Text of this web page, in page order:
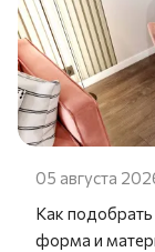
05 августа
Как подобрать
форма и